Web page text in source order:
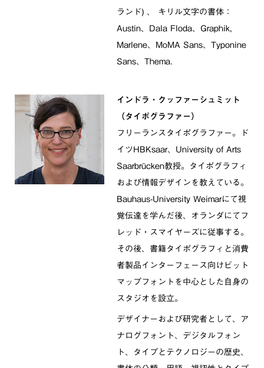
ランド) 、 キリル文字の書体：
Austin、Dala Floda、Graphik,
Marlene、MoMA Sans、Typonine
Sans、Thema.
インドラ・クッファーシュミット
（タイポグラファー）
フリーランスタイポグラファー。ド
イツHBKsaar、University of Arts
Saarbrücken教授。タイポグラフィ
および情報デザインを教えている。
Bauhaus-University Weimarにて視
覚伝達を学んだ後、オランダにてフ
レッド・スマイヤーズに従事する。
その後、書籍タイポグラフィと消費
者製品インターフェース向けビット
マップフォントを中心とした自身の
スタジオを設立。
デザイナーおよび研究者として、ア
ナログフォント、デジタルフォン
ト、タイプとテクノロジーの歴史、